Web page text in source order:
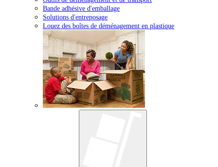
Bande adhésive d'emballage
Solutions d'entreposage
Louez des boîtes de déménagement en plastique